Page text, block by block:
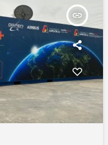
insert_link